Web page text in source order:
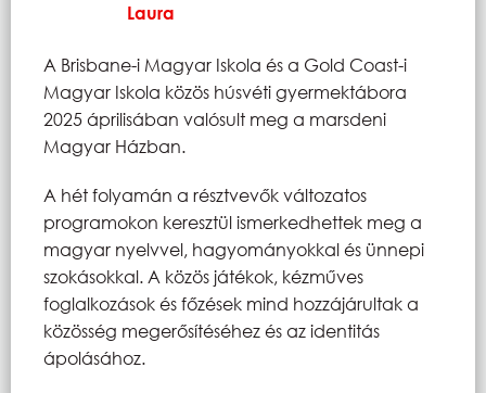
Laura
A Brisbane-i Magyar Iskola és a Gold Coast-i
Magyar Iskola közös húsvéti gyermektábora
2025 áprilisában valósult meg a marsdeni
Magyar Házban.
A hét folyamán a résztvevők változatos
programokon keresztül ismerkedhettek meg a
magyar nyelvvel, hagyományokkal és ünnepi
szokásokkal. A közös játékok, kézműves
foglalkozások és főzések mind hozzájárultak a
közösség megerősítéséhez és az identitás
ápolásához.